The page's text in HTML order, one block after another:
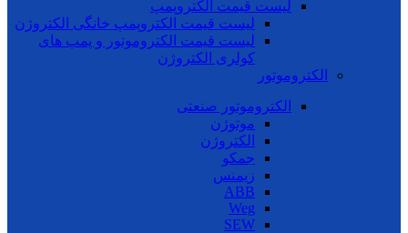
لیست قیمت الکتروپمپ
لیست قیمت الکتروپمپ خانگی الکتروژن
لیست قیمت الکتروموتور و پمپ های
کولری الکتروژن
الکتروموتور
الکتروموتور صنعتی
موتوژن
الکتروژن
جمکو
زیمنس
ABB
Weg
SEW